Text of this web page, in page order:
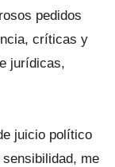
pedidos
críticas y
jurídicas,
juicio político
me